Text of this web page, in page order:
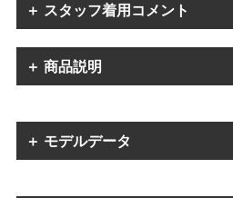
＋ スタッフ着用コメント
＋ 商品説明
＋ モデルデータ